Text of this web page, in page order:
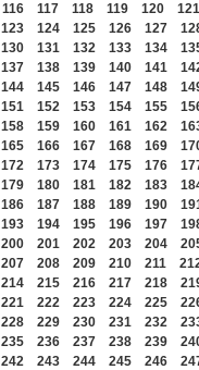
116 117 118 119 120
121
123 124 125 126 127
130 131 132 133 134
137 138 139 140 141
144 145 146 147 148
151 152 153 154 155
158 159 160 161 162
165 166 167 168 169
172 173 174 175 176
179 180 181 182 183
186 187 188 189 190
193 194 195 196 197
200 201 202 203 204
207 208 209 210 211
214 215 216 217 218
221 222 223 224 225
228 229 230 231 232
235 236 237 238 239
242 243 244 245 246